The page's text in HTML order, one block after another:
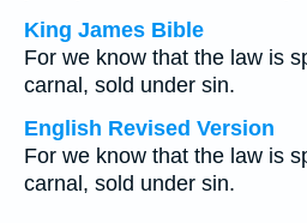
King James Bible
For we know that the law is
carnal, sold under sin.
English Revised Version
For we know that the law is
carnal, sold under sin.